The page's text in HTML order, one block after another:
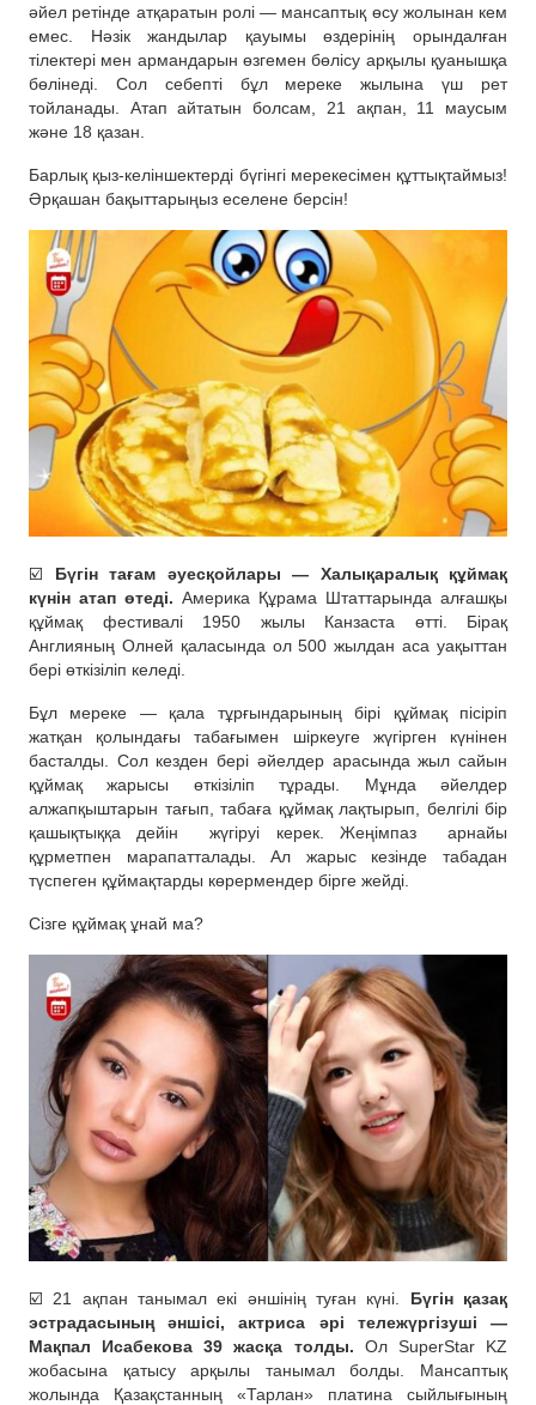
әйел ретінде атқаратын ролі — мансаптық өсу жолынан кем
емес. Нәзік жандылар қауымы өздерінің орындалған
тілектері мен армандарын өзгемен бөлісу арқылы қуанышқа
бөлінеді. Сол себепті бұл мереке жылына үш рет
тойланады. Атап айтатын болсам, 21 ақпан, 11 маусым
және 18 қазан.
Барлық қыз-келіншектерді бүгінгі мерекесімен құттықтаймыз!
Әрқашан бақыттарыңыз еселене берсін!
☑️ Бүгін тағам әуесқойлары — Халықаралық құймақ
күнін атап өтеді. Америка Құрама Штаттарында алғашқы
құймақ фестивалі 1950 жылы Канзаста өтті. Бірақ
Англияның Олней қаласында ол 500 жылдан аса уақыттан
бері өткізіліп келеді.
Бұл мереке — қала тұрғындарының бірі құймақ пісіріп
жатқан қолындағы табағымен шіркеуге жүгірген күнінен
басталды. Сол кезден бері әйелдер арасында жыл сайын
құймақ жарысы өткізіліп тұрады. Мұнда әйелдер
алжапқыштарын тағып, табаға құймақ лақтырып, белгілі бір
қашықтыққа дейін
жүгіруі керек. Жеңімпаз
арнайы
құрметпен марапатталады. Ал жарыс кезінде табадан
түспеген құймақтарды көрермендер бірге жейді.
Сізге құймақ ұнай ма?
☑️ 21 ақпан танымал екі әншінің туған күні. Бүгін қазақ
эстрадасының әншісі, актриса әрі тележүргізуші —
Мақпал Исабекова 39 жасқа толды. Ол SuperStar KZ
жобасына қатысу арқылы танымал болды. Мансаптық
жолында Қазақстанның «Тарлан» платина сыйлығының